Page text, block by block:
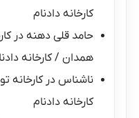
کارخانه دادنام
حامد قلی دهنه در
همدان / کارخانه
ناشناس درکارخانه
کارخانه دادنام